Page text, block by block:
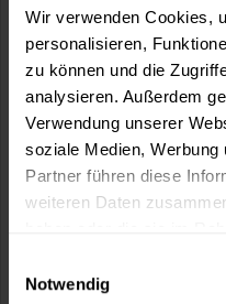
Wir verwenden Cookies,
personalisieren,
zu können und die
analysieren. Außerdem
Verwendung unserer
soziale Medien, Werbung
Partner führen diese
weiteren Daten
Notwendig
Hochwertiger
0,4 Liter